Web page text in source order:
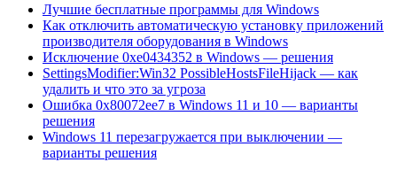
Лучшие бесплатные программы для Windows
Как отключить автоматическую установку приложений
производителя оборудования в Windows
Исключение 0xe0434352 в Windows — решения
SettingsModifier:Win32 PossibleHostsFileHijack — как
удалить и что это за угроза
Ошибка 0x80072ee7 в Windows 11 и 10 — варианты
решения
Windows 11 перезагружается при выключении —
варианты решения